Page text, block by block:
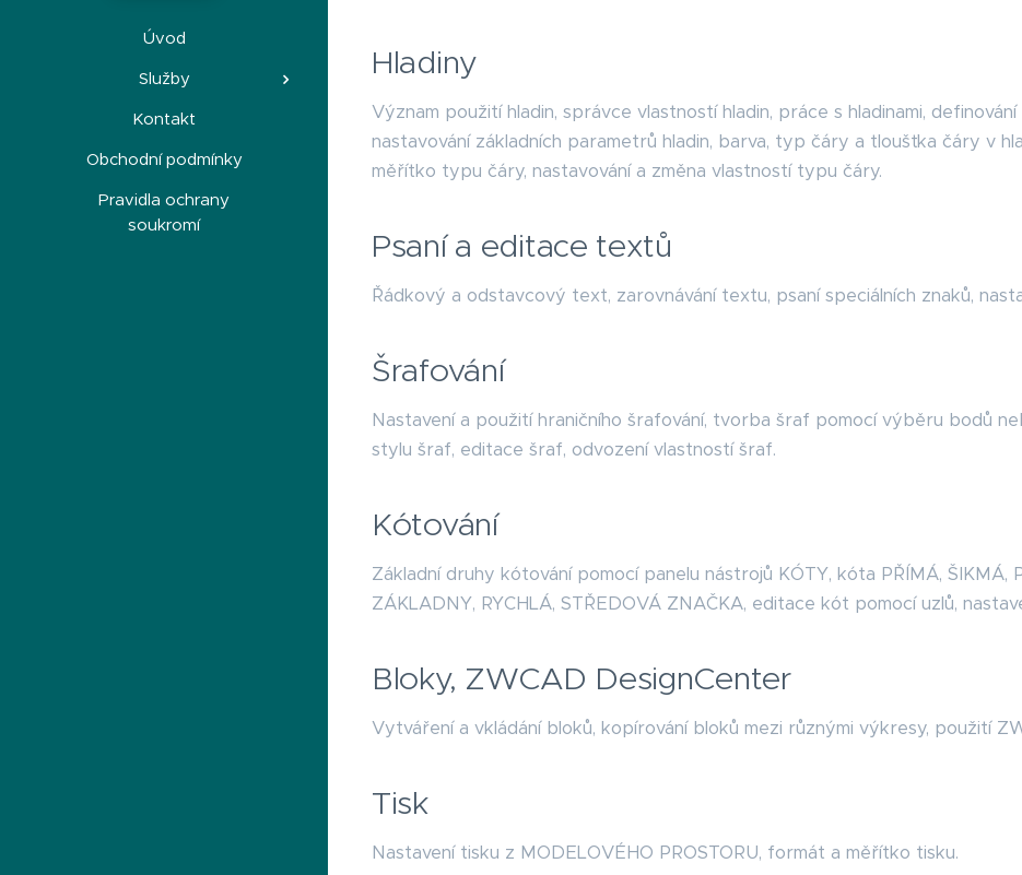
Úvod
Služby
Kontakt
Obchodní podmínky
Pravidla ochrany
soukromí
Hladiny
Význam použití hladin, správce vlastností hladin, práce s hladinami,
nastavování základních parametrů hladin, barva, typ čáry a tloušťka čáry v
měřítko typu čáry, nastavování a změna vlastností typu čáry.
Psaní a editace textů
Řádkový a odstavcový text, zarovnávání textu, psaní speciálních znaků,
Šrafování
Nastavení a použití hraničního šrafování, tvorba šraf pomocí výběru bodů
stylu šraf, editace šraf, odvození vlastností šraf.
Kótování
Základní druhy kótování pomocí panelu nástrojů KÓTY, kóta PŘÍMÁ, ŠIKMÁ,
ZÁKLADNY, RYCHLÁ, STŘEDOVÁ ZNAČKA, editace kót pomocí uzlů,
Bloky, ZWCAD DesignCenter
Vytváření a vkládání bloků, kopírování bloků mezi různými výkresy, použití
Tisk
Nastavení tisku z MODELOVÉHO PROSTORU, formát a měřítko tisku.